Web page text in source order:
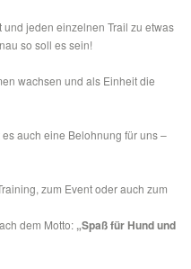
jeden einzelnen Trail zu etwas
so soll es sein!
wachsen und als Einheit die
auch eine Belohnung für uns –
zum Event oder auch zum
dem Motto: „Spaß für Hund und